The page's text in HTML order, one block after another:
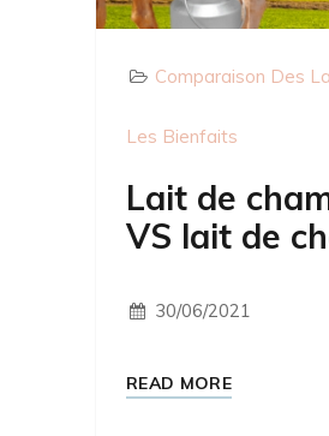
Comparaison Des
Les Bienfaits
Lait de
VS lait de
30/06/2021
READ MORE